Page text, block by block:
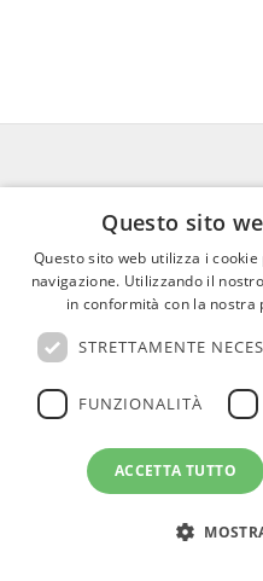
FEDERICO
02 300761–
08233380966 –
REA
© Copyright - Federico Motta Editore |
LE OPERE
RASSEGNA
Questo sito
Questo sito web utilizza i
navigazione. Utilizzando il
in conformità con la nostra
STRETTAMENTE
FUNZIONALITÀ
ACCETTA TUTTO